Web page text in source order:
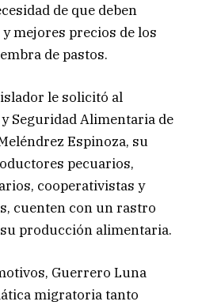
de que deben
mejores precios de los
de pastos.
le solicitó al
Seguridad Alimentaria de
Espinoza, su
pecuarios,
cooperativistas y
cuenten con un rastro
producción alimentaria.
Guerrero Luna
migratoria tanto